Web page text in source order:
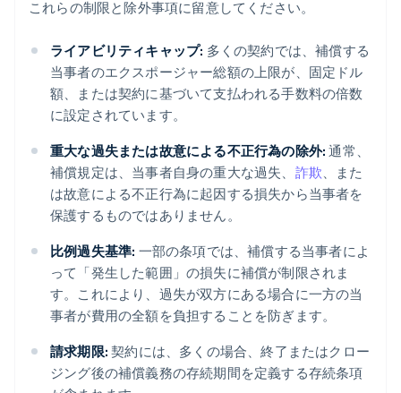
これらの制限と除外事項に留意してください。
ライアビリティキャップ: 多くの契約では、補償する
当事者のエクスポージャー総額の上限が、固定ドル
額、または契約に基づいて支払われる手数料の倍数
に設定されています。
重大な過失または故意による不正行為の除外: 通常、
補償規定は、当事者自身の重大な過失、 詐欺、また
は故意による不正行為に起因する損失から当事者を
保護するものではありません。
比例過失基準: 一部の条項では、補償する当事者によ
って「発生した範囲」の損失に補償が制限されま
す。これにより、過失が双方にある場合に一方の当
事者が費用の全額を負担することを防ぎます。
請求期限: 契約には、多くの場合、終了またはクロー
ジング後の補償義務の存続期間を定義する存続条項